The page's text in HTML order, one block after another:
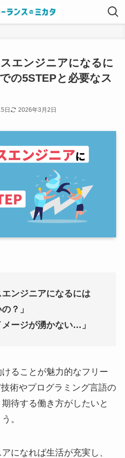
エンジニアになるに
の5STEPと必要なス
日 2026年3月2日
エンジニアになるには
？」
メージが湧かない…」
ることが魅力的なフリー
術やプログラミング言語の
待する働き方がしたいと
。
になれば生活が充実し、